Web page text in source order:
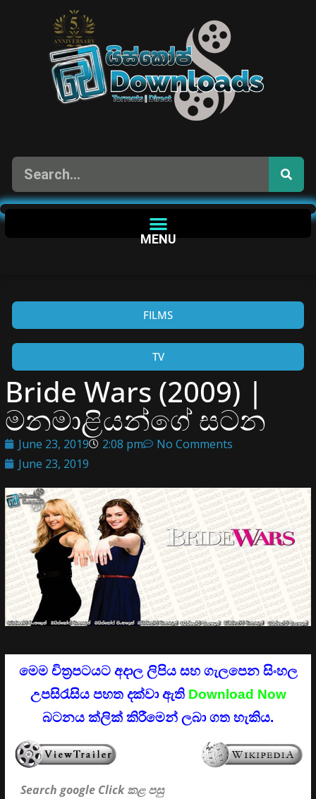
MENU
FILMS
TV
Bride Wars (2009) |
මනමාළියන්ගේ සටන
June 23, 2019 2:08 pm
No Comments
June 23, 2019
මෙම චිත්‍රපටයට අදාල ලිපිය සහ ගැලපෙන සිංහල
උපසිරැසිය පහත දක්වා ඇති Download Now
බටනය ක්ලික් කිරීමෙන් ලබා ගත හැකිය.
Search google Clickකළ පසු